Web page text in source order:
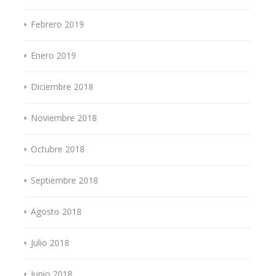
Febrero 2019
Enero 2019
Diciembre 2018
Noviembre 2018
Octubre 2018
Septiembre 2018
Agosto 2018
Julio 2018